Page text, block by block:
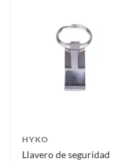
HYKO
Llavero de seguridad